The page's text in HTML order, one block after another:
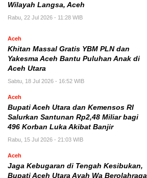
Wilayah Langsa, Aceh
Rabu, 22 Jul 2026 - 11:28 WIB
Aceh
Khitan Massal Gratis YBM PLN dan
Yakesma Aceh Bantu Puluhan Anak di
Aceh Utara
Sabtu, 18 Jul 2026 - 16:52 WIB
Aceh
Bupati Aceh Utara dan Kemensos RI
Salurkan Santunan Rp2,48 Miliar bagi
496 Korban Luka Akibat Banjir
Rabu, 15 Jul 2026 - 21:03 WIB
Aceh
Jaga Kebugaran di Tengah Kesibukan,
Bupati Aceh Utara Ayah Wa Berolahraga